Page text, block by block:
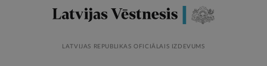
LATVIJAS REPUBLIKAS OFICIĀLAIS IZDEVUMS